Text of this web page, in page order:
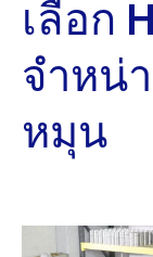
เลือก
จำหน่
หมุน